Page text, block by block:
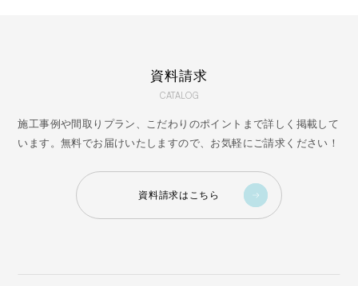
資料請求
CATALOG
施工事例や間取りプラン、こだわりのポイントまで詳しく掲載して
います。無料でお届けいたしますので、お気軽にご請求ください！
資料請求はこちら